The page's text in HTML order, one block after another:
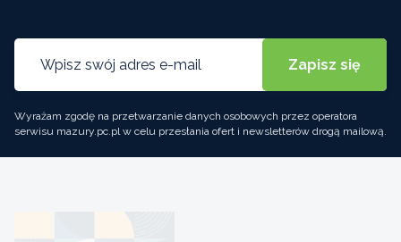
Wyrażam zgodę na przetwarzanie danych osobowych przez operatora
serwisu mazury.pc.pl w celu przesłania ofert i newsletterów drogą mailową.